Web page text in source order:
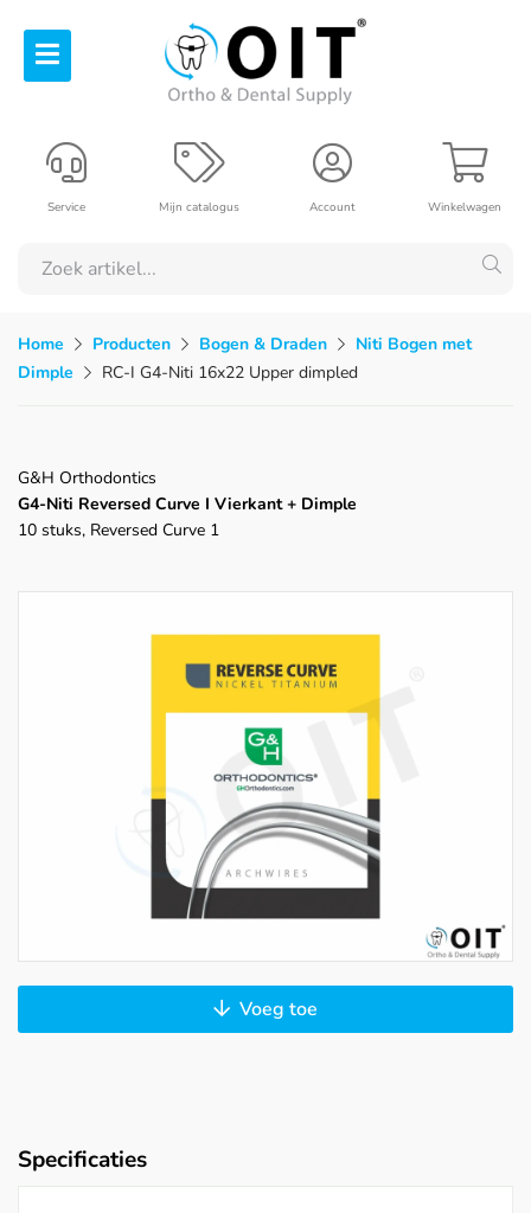
Winkelwagen
Account
Mijn catalogus
Service
Home Producten Bogen & Draden
Niti Bogen met
Dimple
RC-I G4-Niti 16x22 Upper dimpled
G&H Orthodontics
G4-Niti Reversed Curve I Vierkant + Dimple
10 stuks, Reversed Curve 1
Voeg toe
Specificaties